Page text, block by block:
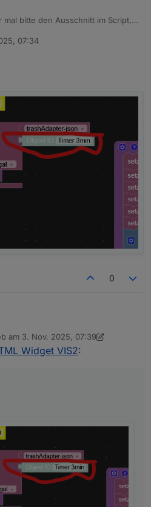
mal bitte den Ausschnitt im Script,
bei meinen Icons auf?
07:34
0
am 3. Nov. 2025, 07:39
editiert von skvarel11. März 2025,
Widget VIS2: